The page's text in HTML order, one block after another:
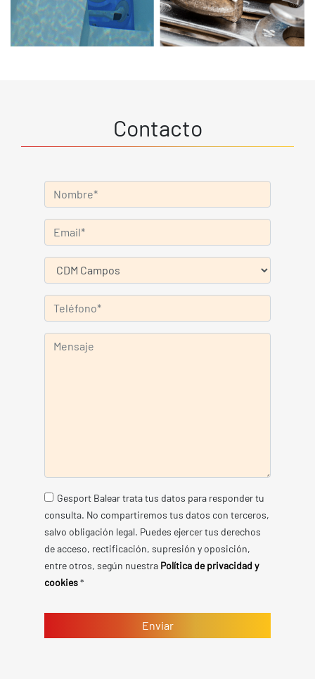
Contacto
Gesport Balear trata tus datos para responder tu
consulta. No compartiremos tus datos con terceros,
salvo obligación legal. Puedes ejercer tus derechos
de acceso, rectificación, supresión y oposición,
entre otros, según nuestra Política de privacidad y
cookies*